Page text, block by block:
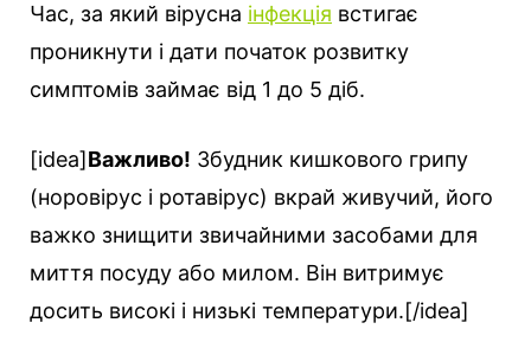
Час, за який вірусна інфекція встигає
проникнути і дати початок розвитку
симптомів займає від 1 до 5 діб.
[idea]Важливо! Збудник кишкового грипу
(норовірус і ротавірус) вкрай живучий, його
важко знищити звичайними засобами для
миття посуду або милом. Він витримує
досить високі і низькі температури.[/idea]